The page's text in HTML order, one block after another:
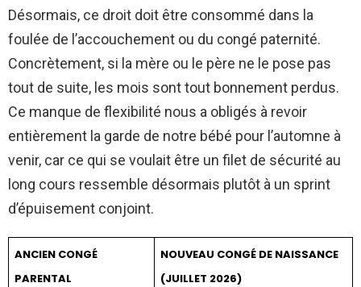
Désormais, ce droit doit être consommé dans la
foulée de l’accouchement ou du congé paternité.
Concrètement, si la mère ou le père ne le pose pas
tout de suite, les mois sont tout bonnement perdus.
Ce manque de flexibilité nous a obligés à revoir
entièrement la garde de notre bébé pour l’automne à
venir, car ce qui se voulait être un filet de sécurité au
long cours ressemble désormais plutôt à un sprint
d’épuisement conjoint.
ANCIEN CONGÉ
PARENTAL
NOUVEAU CONGÉ DE NAISSANCE
(JUILLET 2026)